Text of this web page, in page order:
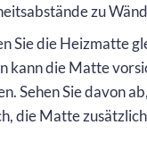
zu
Sie die Heizmatte
kann die Matte
Sehen Sie davon
die Matte